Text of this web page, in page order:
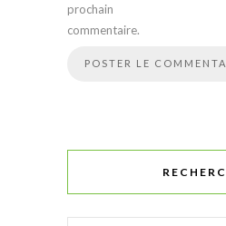
prochain
commentaire.